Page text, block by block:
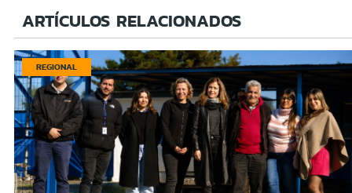
ARTÍCULOS RELACIONADOS
REGIONAL